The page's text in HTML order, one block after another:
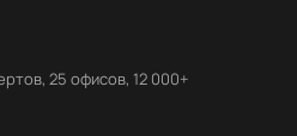
25 офисов, 12 000+